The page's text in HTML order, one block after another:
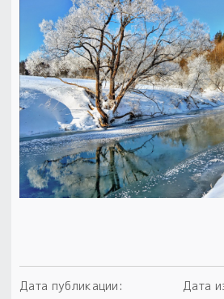
Оберег в подарок
к заказу от 3 тыс. руб.
Дата публикации:
Дата